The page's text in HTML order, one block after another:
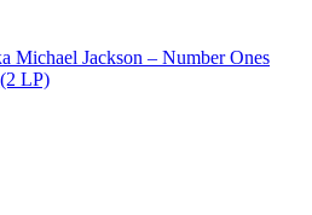
Michael Jackson – Number Ones
LP)